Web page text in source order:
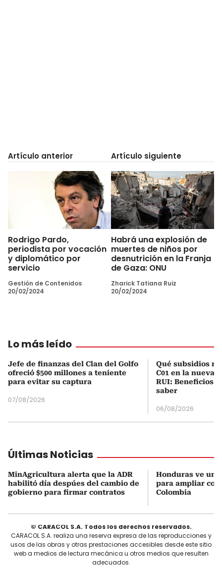
Artículo anterior
Rodrigo Pardo,
periodista por vocación
y diplomático por
servicio
Gestión de Contenidos
20/02/2024
Artículo siguiente
Habrá una explosión de
muertes de niños por
desnutrición en la Franja
de Gaza: ONU
Zharick Tatiana Ruiz
20/02/2024
Lo más leído
Jefe de finanzas del Clan del Golfo
ofreció $500 millones a teniente
para evitar su captura
07/08/2026
Qué subsidios
C01 en la nueva
RUI: Beneficios
saber
06/08/2026
Últimas Noticias
MinAgricultura alerta que la ADR
habilitó día despúes del cambio de
gobierno para firmar contratos
Honduras ve
para ampliar
Colombia
© CARACOL S.A. Todos los derechos reservados.
CARACOL S.A. realiza una reserva expresa de las reproducciones y
usos de las obras y otras prestaciones accesibles desde este sitio
web a medios de lectura mecánica u otros medios que resulten
adecuados.